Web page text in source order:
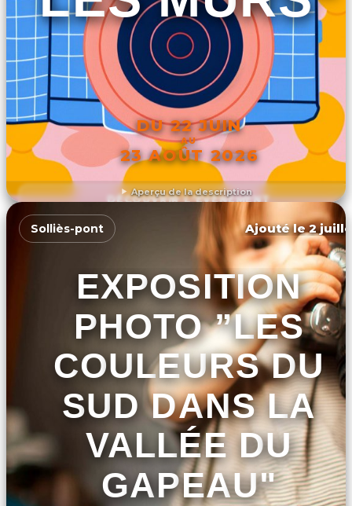
Aperçu de la description
DU 22 JUIN
AU
23 AOÛT 2026
DÉCOUVRIR L'ÉVÉNEMENT
Solliès-pont Ajouté le 2
EXPOSITION
PHOTO ”LES
COULEURS DU
SUD DANS LA
VALLÉE DU
GAPEAU"